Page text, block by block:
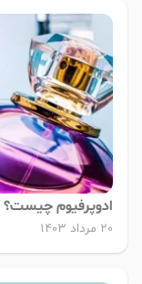
ادوپرفیوم چیست؟
20 مرداد 1403